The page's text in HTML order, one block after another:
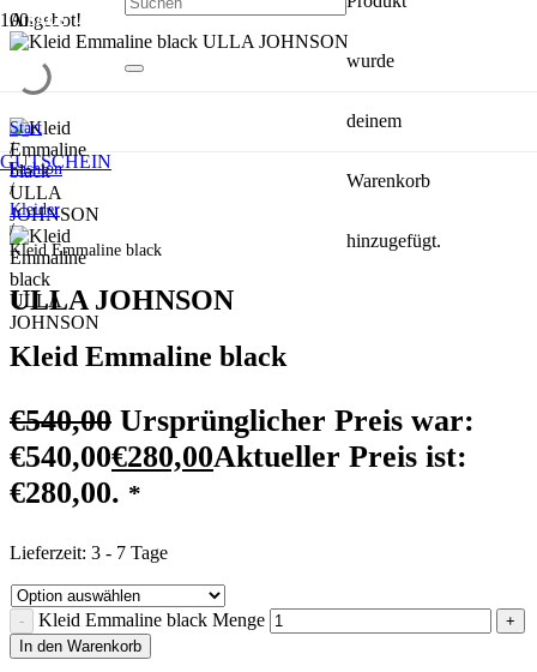
wurde
deinem
Warenkorb
hinzugefügt.
GUTSCHEIN
Angebot!
Start
/
Fashion
/
Kleider
/
Kleid Emmaline black
ULLA JOHNSON
Kleid Emmaline black
€540,00 Ursprünglicher Preis war:
€540,00€280,00Aktueller Preis ist:
€280,00. *
Lieferzeit: 3 - 7 Tage
Kleid Emmaline black Menge
In den Warenkorb
SALE
SALE
SALE
SALE
SALE